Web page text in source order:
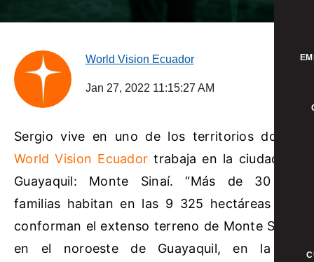
World Vision Ecuador
Jan 27, 2022 11:15:27 AM
Sergio vive en uno de los territorios donde
World Vision Ecuador trabaja en la ciudad de
Guayaquil: Monte Sinaí. “Más de 30 mil
familias habitan en las 9 325 hectáreas que
conforman el extenso terreno de Monte Sinaí,
en el noroeste de Guayaquil, en la vía